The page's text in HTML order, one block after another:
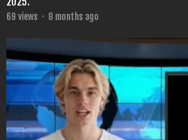
69 views · 8 months ago